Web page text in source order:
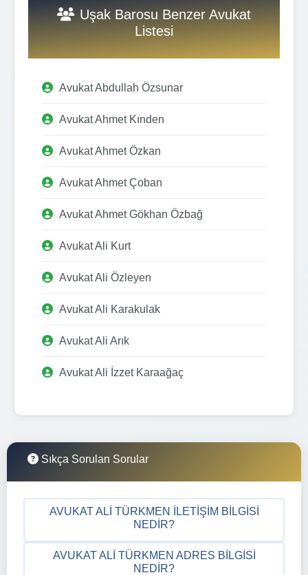
Uşak Barosu Benzer Avukat
Listesi
Avukat Abdullah Özsunar
Avukat Ahmet Kınden
Avukat Ahmet Özkan
Avukat Ahmet Çoban
Avukat Ahmet Gökhan Özbağ
Avukat Ali Kurt
Avukat Ali Özleyen
Avukat Ali Karakulak
Avukat Ali Arık
Avukat Ali İzzet Karaağaç
Sıkça Sorulan Sorular
AVUKAT ALI TÜRKMEN İLETIŞIM BILGISI
NEDIR?
AVUKAT ALI TÜRKMEN ADRES BILGISI
NEDIR?